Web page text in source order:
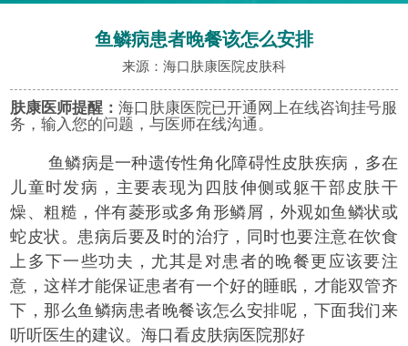
鱼鳞病患者晚餐该怎么安排
来源：海口肤康医院皮肤科
肤康医师提醒：海口肤康医院已开通网上在线咨询挂号服
务，输入您的问题，与医师在线沟通。
鱼鳞病是一种遗传性角化障碍性皮肤疾病，多在
儿童时发病，主要表现为四肢伸侧或躯干部皮肤干
燥、粗糙，伴有菱形或多角形鳞屑，外观如鱼鳞状或
蛇皮状。患病后要及时的治疗，同时也要注意在饮食
上多下一些功夫，尤其是对患者的晚餐更应该要注
意，这样才能保证患者有一个好的睡眠，才能双管齐
下，那么鱼鳞病患者晚餐该怎么安排呢，下面我们来
听听医生的建议。海口看皮肤病医院那好